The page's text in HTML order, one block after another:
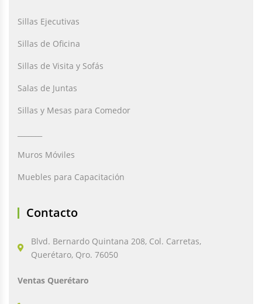
Sillas Ejecutivas
Sillas de Oficina
Sillas de Visita y Sofás
Salas de Juntas
Sillas y Mesas para Comedor
Muros Móviles
Muebles para Capacitación
Contacto
Blvd. Bernardo Quintana 208, Col. Carretas,
Querétaro, Qro. 76050
Ventas Querétaro